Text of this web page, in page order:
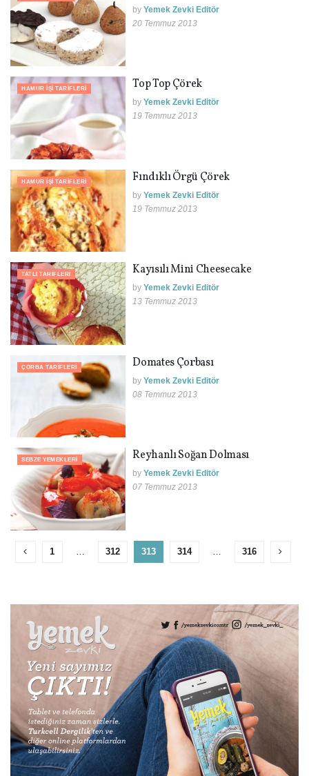
by Yemek Zevki Editör
20 Temmuz 2013
HAMUR İŞI TARIFLERI Top Top Çörek
by Yemek Zevki Editör
19 Temmuz 2013
HAMUR İŞI TARIFLERI Fındıklı Örgü Çörek
by Yemek Zevki Editör
19 Temmuz 2013
TATLI TARIFLERI Kayısılı Mini Cheesecake
by Yemek Zevki Editör
13 Temmuz 2013
ÇORBA TARIFLERI Domates Çorbası
by Yemek Zevki Editör
08 Temmuz 2013
SEBZE YEMEKLERI Reyhanlı Soğan Dolması
by Yemek Zevki Editör
07 Temmuz 2013
1 312 313 314 316